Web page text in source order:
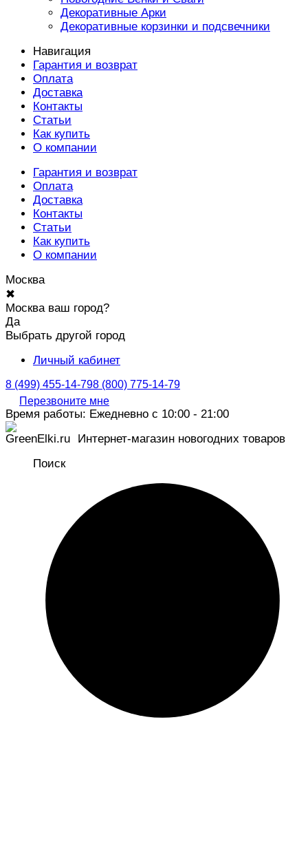
Декоративные Арки
Декоративные корзинки и подсвечники
Навигация
Гарантия и возврат
Оплата
Доставка
Контакты
Статьи
Как купить
О компании
Гарантия и возврат
Оплата
Доставка
Контакты
Статьи
Как купить
О компании
Москва
✖
Москва ваш город?
Да
Выбрать другой город
Личный кабинет
8 (499) 455-14-798 (800) 775-14-79
Перезвоните мне
Время работы: Ежедневно с 10:00 - 21:00
Интернет-магазин новогодних товаров
Поиск